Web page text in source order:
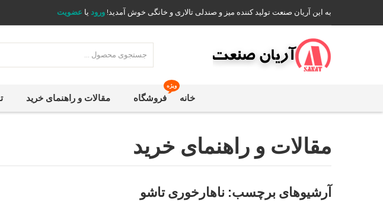
به این آریان صنعت تولید کننده میز و صندلی تالاری و خانگی خوش آمدید! ورود یا عضویت
خانه فروشگاه
ویژه
مقالات و راهنمای خرید
مقالات و راهنمای خرید
آرشیوهای برچسب: ناهارخوری تاشو